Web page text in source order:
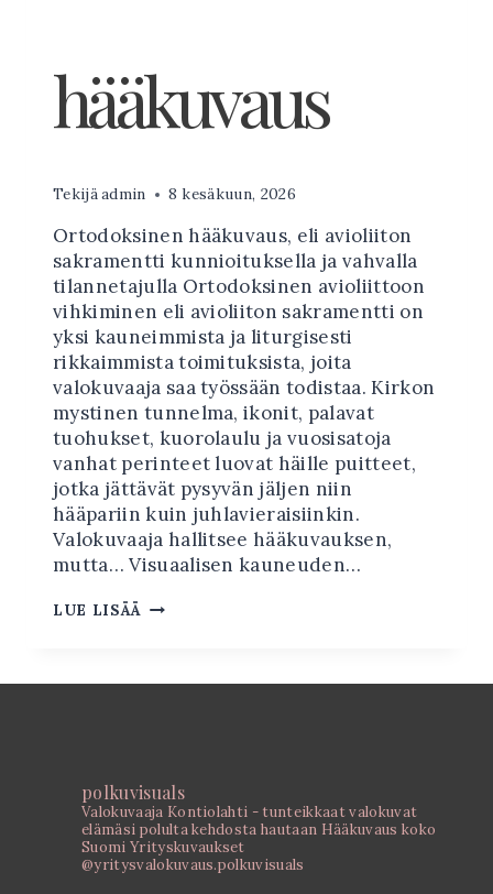
hääkuvaus
Tekijäadmin 8 kesäkuun, 2026
Ortodoksinen hääkuvaus, eli avioliiton
sakramentti kunnioituksella ja vahvalla
tilannetajulla Ortodoksinen avioliittoon
vihkiminen eli avioliiton sakramentti on
yksi kauneimmista ja liturgisesti
rikkaimmista toimituksista, joita
valokuvaaja saa työssään todistaa. Kirkon
mystinen tunnelma, ikonit, palavat
tuohukset, kuorolaulu ja vuosisatoja
vanhat perinteet luovat häille puitteet,
jotka jättävät pysyvän jäljen niin
hääpariin kuin juhlavieraisiinkin.
Valokuvaaja hallitsee hääkuvauksen,
mutta… Visuaalisen kauneuden…
LUE LISÄÄ ORTODOKSINEN
polkuvisuals
Valokuvaaja Kontiolahti - tunteikkaat valokuvat
elämäsi polulta kehdosta hautaan Hääkuvaus koko
Suomi Yrityskuvaukset
@yritysvalokuvaus.polkuvisuals